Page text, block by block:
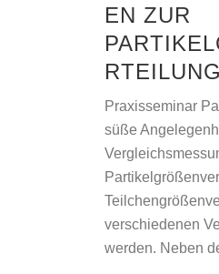
N ZUR P
EILUNG
Praxisseminar
süße
verschiedenen
werden. Neben